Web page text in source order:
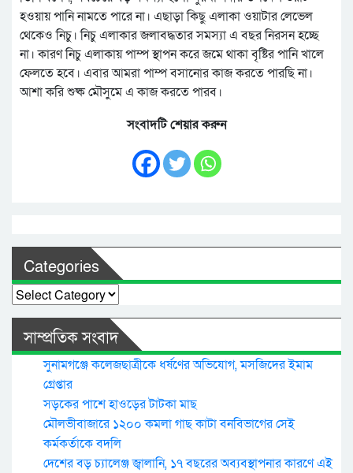
হওয়ায় পানি নামতে পারে না। এছাড়া কিছু এলাকা ওয়াটার লেভেল
থেকেও নিচু। নিচু এলাকার জলাবদ্ধতার সমস্যা এ বছর নিরসন হচ্ছে
না। কারণ নিচু এলাকায় পাম্প স্থাপন করে জমে থাকা বৃষ্টির পানি খালে
ফেলতে হবে। এবার আমরা পাম্প বসানোর কাজ করতে পারছি না।
আশা করি শুষ্ক মৌসুমে এ কাজ করতে পারব।
সংবাদটি শেয়ার করুন
Categories
Categories
সাম্প্রতিক সংবাদ
সুনামগঞ্জে কলেজছাত্রীকে ধর্ষণের অভিযোগ, মসজিদের ইমাম
গ্রেপ্তার
সড়কের পাশে হাওড়ের টাটকা মাছ
মৌলভীবাজারে ১২০০ কমলা গাছ কাটা বনবিভাগের সেই
কর্মকর্তাকে বদলি
দেশের বড় চ্যালেঞ্জ জ্বালানি, ১৭ বছরের অব্যবস্থাপনার কারণে এই